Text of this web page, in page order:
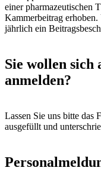
einer pharmazeutischen
Kammerbeitrag
jährlich ein
Sie wollen sich
anmelden?
Lassen Sie uns bitte das
ausgefüllt und